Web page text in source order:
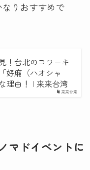
りおすすめで
来来台湾
！台北のコワーキ
好廂（ハオシャ
理由！ | 来来台湾
マドイベントに